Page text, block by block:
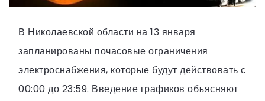
В Николаевской области на 13 января
запланированы почасовые ограничения
электроснабжения, которые будут действовать с
00:00 до 23:59. Введение графиков объясняют